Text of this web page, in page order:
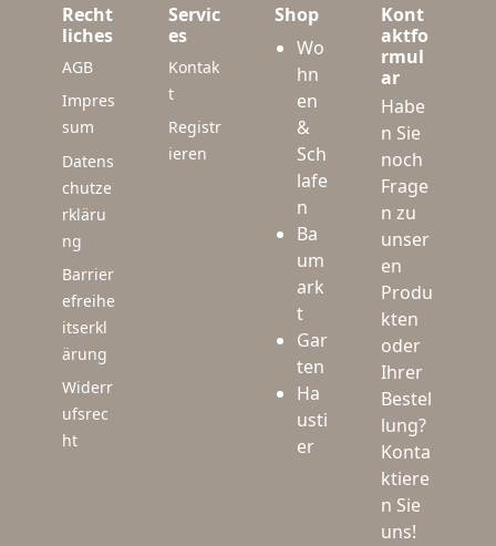
Recht
liches
AGB
Impres
sum
Datens
chutze
rkläru
ng
Barrier
efreihe
itserkl
ärung
Widerr
ufsrec
ht
Servic
es
Kontak
t
Registr
ieren
Shop
Wo
hn
en
&
Sch
lafe
n
Ba
um
ark
t
Gar
ten
Ha
usti
er
Kont
aktfo
rmul
ar
Habe
n Sie
noch
Frage
n zu
unser
en
Produ
kten
oder
Ihrer
Bestel
lung?
Konta
ktiere
n Sie
uns!